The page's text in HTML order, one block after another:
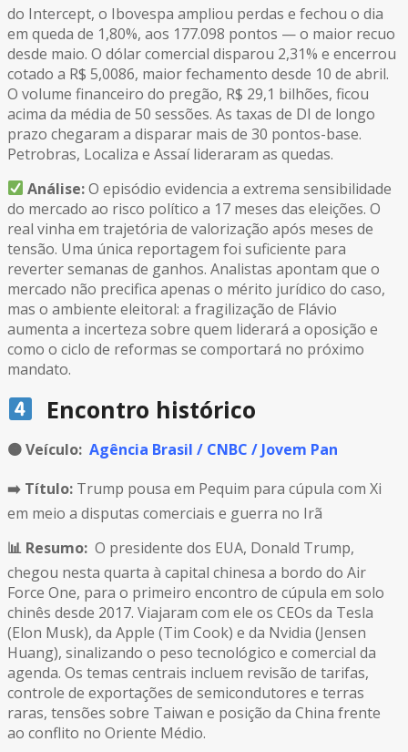
do Intercept, o Ibovespa ampliou perdas e fechou o dia
em queda de 1,80%, aos 177.098 pontos — o maior recuo
desde maio. O dólar comercial disparou 2,31% e encerrou
cotado a R$ 5,0086, maior fechamento desde 10 de abril.
O volume financeiro do pregão, R$ 29,1 bilhões, ficou
acima da média de 50 sessões. As taxas de DI de longo
prazo chegaram a disparar mais de 30 pontos-base.
Petrobras, Localiza e Assaí lideraram as quedas.
Análise:O episódio evidencia a extrema sensibilidade
do mercado ao risco político a 17 meses das eleições. O
real vinha em trajetória de valorização após meses de
tensão. Uma única reportagem foi suficiente para
reverter semanas de ganhos. Analistas apontam que o
mercado não precifica apenas o mérito jurídico do caso,
mas o ambiente eleitoral: a fragilização de Flávio
aumenta a incerteza sobre quem liderará a oposição e
como o ciclo de reformas se comportará no próximo
mandato.
Encontro histórico
🟠Veículo: Agência Brasil / CNBC / Jovem Pan
➡️ Título: Trump pousa em Pequim para cúpula com Xi
em meio a disputas comerciais e guerra no Irã
📊 Resumo: O presidente dos EUA, Donald Trump,
chegou nesta quarta à capital chinesa a bordo do Air
Force One, para o primeiro encontro de cúpula em solo
chinês desde 2017. Viajaram com ele os CEOs da Tesla
(Elon Musk), da Apple (Tim Cook) e da Nvidia (Jensen
Huang), sinalizando o peso tecnológico e comercial da
agenda. Os temas centrais incluem revisão de tarifas,
controle de exportações de semicondutores e terras
raras, tensões sobre Taiwan e posição da China frente
ao conflito no Oriente Médio.